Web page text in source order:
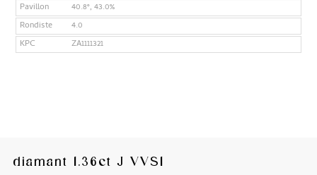
Pavillon
40.8°, 43.0%
Rondiste
4.0
KPC
ZA1111321
diamant 1.36ct J VVS1